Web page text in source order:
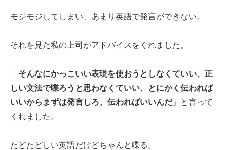
モジモジしてしまい、あまり英語で発言ができない。
それを見た私の上司がアドバイスをくれました。
「 そんなにかっこいい表現を使おうとしなくていい、正
しい文法で喋ろうと思わなくていい、とにかく伝われば
いいからまずは発言しろ、伝わればいいんだ」と言って
くれました。
たどたどしい英語だけどちゃんと喋る。